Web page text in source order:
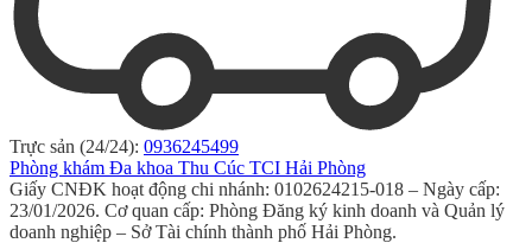
Trực sản (24/24): 0936245499
Phòng khám Đa khoa Thu Cúc TCI Hải Phòng
Giấy CNĐK hoạt động chi nhánh: 0102624215-018 – Ngày cấp:
23/01/2026. Cơ quan cấp: Phòng Đăng ký kinh doanh và Quản lý
doanh nghiệp – Sở Tài chính thành phố Hải Phòng.